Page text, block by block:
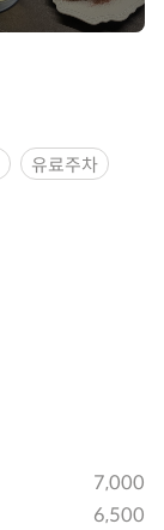
유료주차
7,000
6,500